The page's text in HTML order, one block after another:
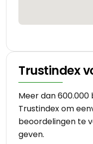
Trustindex
Meer dan
Trustindex om
beoordelingen te
geven.